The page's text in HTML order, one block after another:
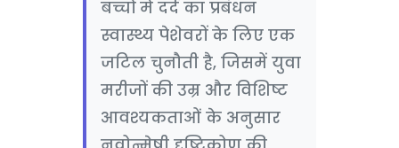
बच्चों में दर्द का प्रबंधन
स्वास्थ्य पेशेवरों के लिए एक
जटिल चुनौती है, जिसमें युवा
मरीजों की उम्र और विशिष्ट
आवश्यकताओं के अनुसार